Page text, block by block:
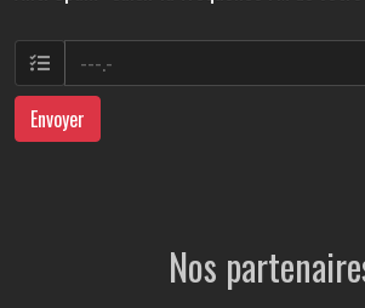
Envoyer
Nos